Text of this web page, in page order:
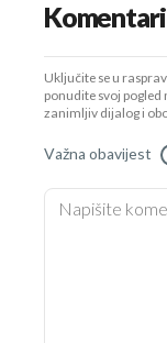
Komentari
Uključite se u
ponudite svoj
zanimljiv dijalog i
Važna obavijest